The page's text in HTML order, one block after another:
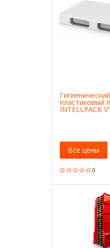
Гигиенический
пластиковый
INTELLPACK V1
0
Все цены